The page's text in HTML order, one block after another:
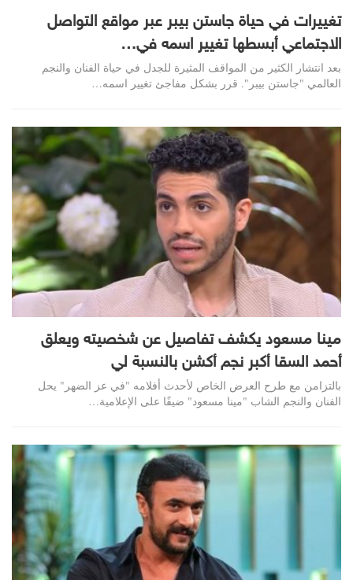
تغييرات في حياة جاستن بيبر عبر مواقع التواصل
الاجتماعي أبسطها تغيير اسمه في…
بعد انتشار الكثير من المواقف المثيرة للجدل في حياة الفنان والنجم
العالمي "جاستن بيبر". قرر بشكل مفاجئ تغيير اسمه…
مينا مسعود يكشف تفاصيل عن شخصيته ويعلق
أحمد السقا أكبر نجم أكشن بالنسبة لي
بالتزامن مع طرح العرض الخاص لأحدث أفلامه "في عز الضهر" يحل
الفنان والنجم الشاب "مينا مسعود" ضيفًا على الإعلامية…